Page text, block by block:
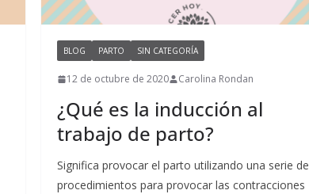
BLOG PARTO SIN CATEGORÍA
12 de octubre de 2020 Carolina Rondan
¿Qué es la inducción al
trabajo de parto?
Significa provocar el parto utilizando una serie de
procedimientos para provocar las contracciones